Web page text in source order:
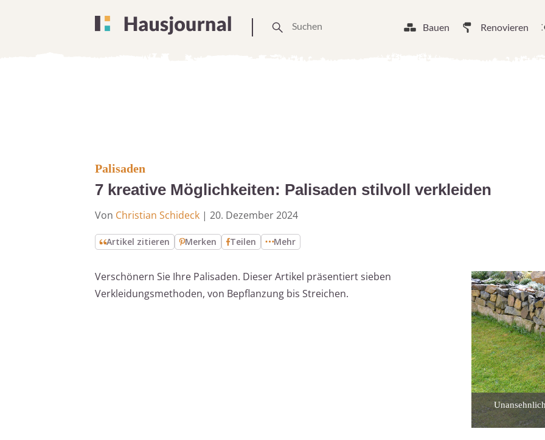
Bauen Renovieren
Palisaden
7 kreative Möglichkeiten: Palisaden stilvoll verkleiden
Von Christian Schideck | 20. Dezember 2024
Artikel zitieren Merken Teilen Mehr
Verschönern Sie Ihre Palisaden. Dieser Artikel präsentiert sieben
Verkleidungsmethoden, von Bepflanzung bis Streichen.